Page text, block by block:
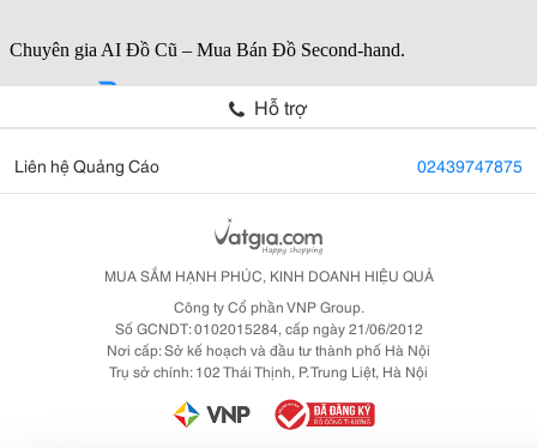
Hỗ trợ
Liên hệ Quảng Cáo 02439747875
MUA SẮM HẠNH PHÚC, KINH DOANH HIỆU QUẢ
Công ty Cổ phần VNP Group.
Số GCNDT: 0102015284, cấp ngày 21/06/2012
Nơi cấp: Sở kế hoạch và đầu tư thành phố Hà Nội
Trụ sở chính: 102 Thái Thịnh, P. Trung Liệt, Hà Nội